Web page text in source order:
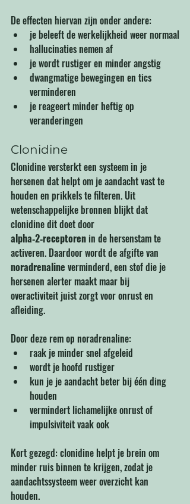
De effecten hiervan zijn onder andere:
je beleeft de werkelijkheid weer normaal
hallucinaties nemen af
je wordt rustiger en minder angstig
dwangmatige bewegingen en tics
verminderen
je reageert minder heftig op
veranderingen
Clonidine
Clonidine versterkt een systeem in je
hersenen dat helpt om je aandacht vast te
houden en prikkels te filteren. Uit
wetenschappelijke bronnen blijkt dat
clonidine dit doet door
alpha‑2‑receptoren in de hersenstam te
activeren. Daardoor wordt de afgifte van
noradrenaline verminderd, een stof die je
hersenen alerter maakt maar bij
overactiviteit juist zorgt voor onrust en
afleiding.
Door deze rem op noradrenaline:
raak je minder snel afgeleid
wordt je hoofd rustiger
kun je je aandacht beter bij één ding
houden
vermindert lichamelijke onrust of
impulsiviteit vaak ook
Kort gezegd: clonidine helpt je brein om
minder ruis binnen te krijgen, zodat je
aandachtssysteem weer overzicht kan
houden.